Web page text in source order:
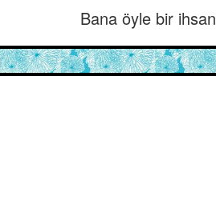
Bana öyle bir